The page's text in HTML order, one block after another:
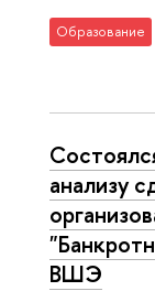
Образование
анализу
ВШЭ